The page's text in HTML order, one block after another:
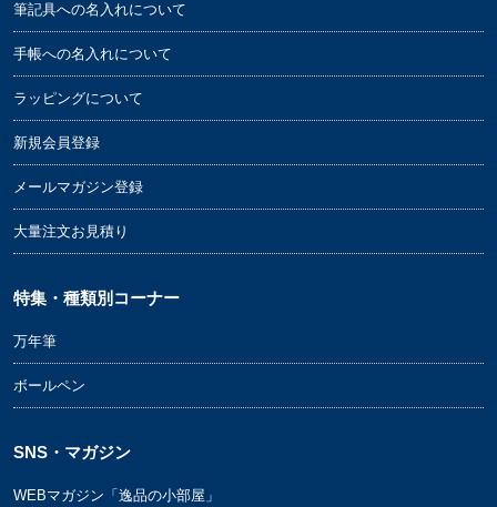
筆記具への名入れについて
手帳への名入れについて
ラッピングについて
新規会員登録
メールマガジン登録
大量注文お見積り
特集・種類別コーナー
万年筆
ボールペン
SNS・マガジン
WEBマガジン「逸品の小部屋」